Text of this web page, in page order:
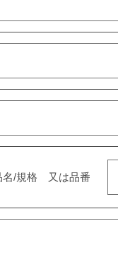
名/規格 又は品番